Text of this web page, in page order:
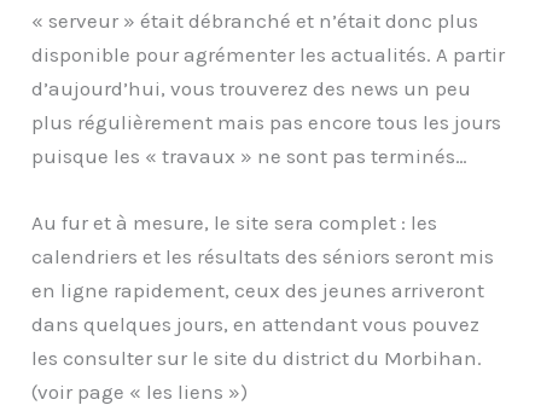
« serveur » était débranché et n’était donc plus
disponible pour agrémenter les actualités. A partir
d’aujourd’hui, vous trouverez des news un peu
plus régulièrement mais pas encore tous les jours
puisque les « travaux » ne sont pas terminés…
Au fur et à mesure, le site sera complet : les
calendriers et les résultats des séniors seront mis
en ligne rapidement, ceux des jeunes arriveront
dans quelques jours, en attendant vous pouvez
les consulter sur le site du district du Morbihan.
(voir page « les liens »)